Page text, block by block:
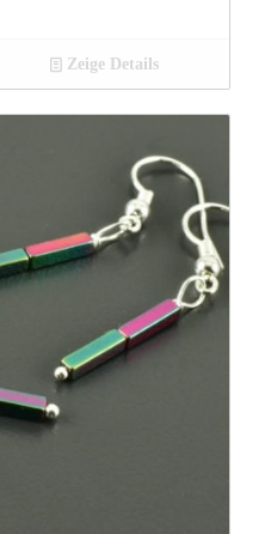
Zeige Details